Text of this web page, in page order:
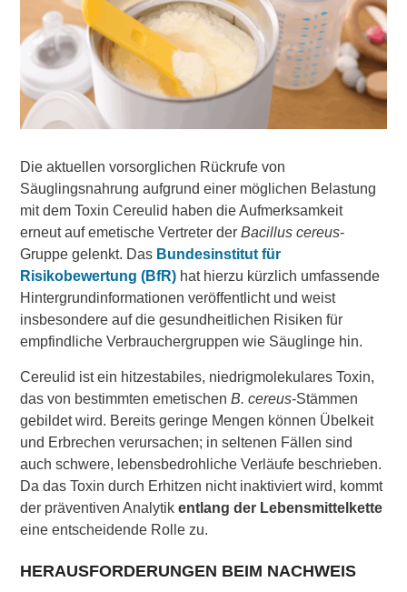
Die aktuellen vorsorglichen Rückrufe von
Säuglingsnahrung aufgrund einer möglichen Belastung
mit dem Toxin Cereulid haben die Aufmerksamkeit
erneut auf emetische Vertreter derBacillus cereus-
Gruppe gelenkt. Das Bundesinstitut für
Risikobewertung (BfR) hat hierzu kürzlich umfassende
Hintergrundinformationen veröffentlicht und weist
insbesondere auf die gesundheitlichen Risiken für
empfindliche Verbrauchergruppen wie Säuglinge hin.
Cereulid ist ein hitzestabiles, niedrigmolekulares Toxin,
das von bestimmten emetischenB. cereus-Stämmen
gebildet wird. Bereits geringe Mengen können Übelkeit
und Erbrechen verursachen; in seltenen Fällen sind
auch schwere, lebensbedrohliche Verläufe beschrieben.
Da das Toxin durch Erhitzen nicht inaktiviert wird, kommt
der präventiven Analytikentlang der Lebensmittelkette
eine entscheidende Rolle zu.
HERAUSFORDERUNGEN BEIM NACHWEIS